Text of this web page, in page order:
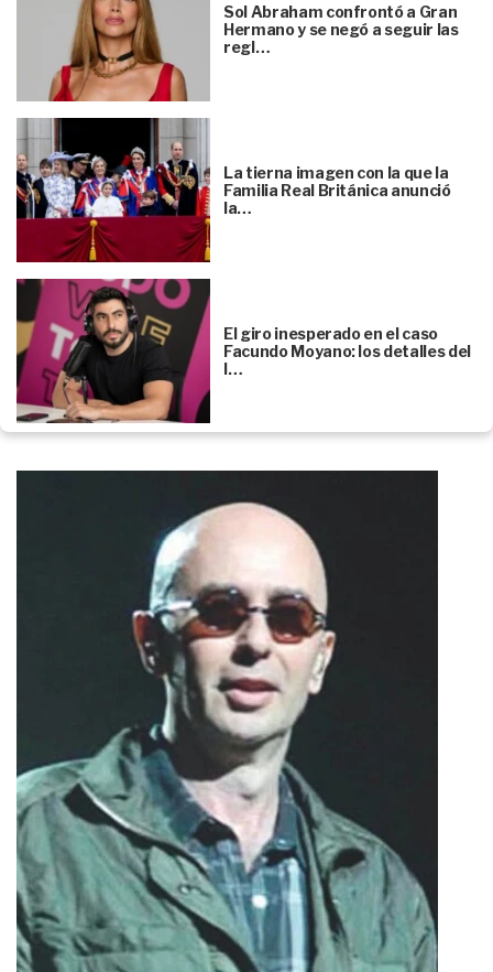
Sol Abraham confrontó a Gran
Hermano y se negó a seguir las
regl…
La tierna imagen con la que la
Familia Real Británica anunció
la…
El giro inesperado en el caso
Facundo Moyano: los detalles del
l…